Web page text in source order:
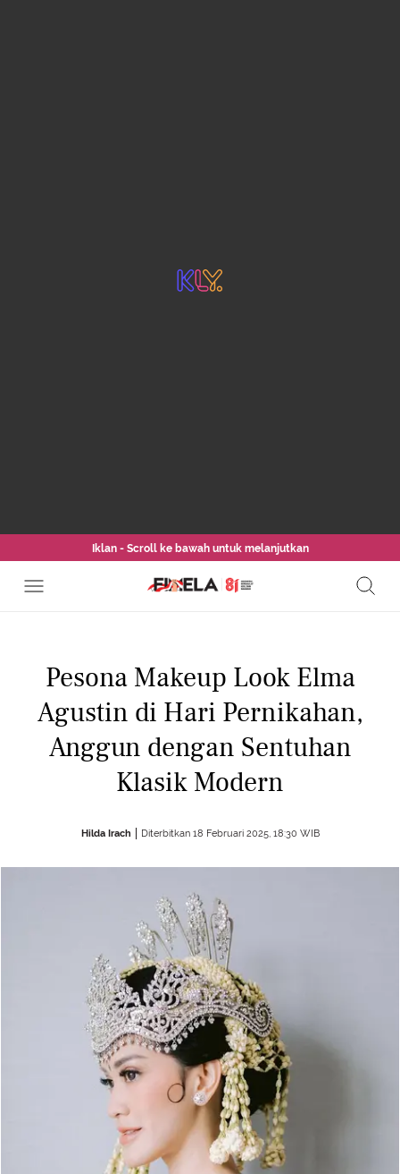
Iklan - Scroll ke bawah untuk melanjutkan
Pesona Makeup Look Elma
Agustin di Hari Pernikahan,
Anggun dengan Sentuhan
Klasik Modern
Hilda Irach Diterbitkan 18 Februari 2025, 18:30 WIB